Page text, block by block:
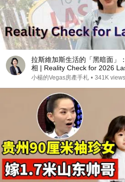
拉斯維加斯生活的「黑暗面」
相 | Reality Check for 2026
小楊的Vegas房產手札 • 341K views